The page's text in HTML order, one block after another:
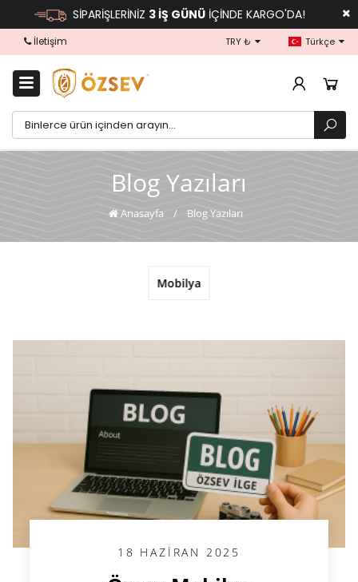
SİPARİŞLERİNİZ 3 İŞ GÜNÜ İÇİNDE KARGO'DA!
İletişim TRY ₺ Türkçe
Blog Yazıları
Anasayfa / Blog Yazıları
Mobilya
18 HAZIRAN 2025